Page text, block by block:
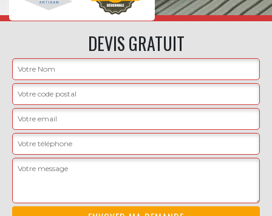
DEVIS GRATUIT